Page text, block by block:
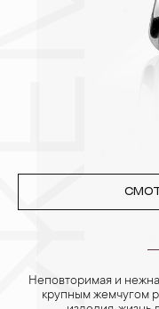
позолоченные
переносят жемчуг,
4. Специалисты
реже одного раза в
Неповторимая и
крупным жемчугом